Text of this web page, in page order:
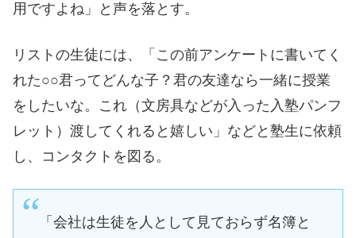
用ですよね」と声を落とす。
リストの生徒には、「この前アンケートに書いてく
れた○○君ってどんな子？君の友達なら一緒に授業
をしたいな。これ（文房具などが入った入塾パンフ
レット）渡してくれると嬉しい」などと塾生に依頼
し、コンタクトを図る。
「会社は生徒を人として見ておらず名簿と